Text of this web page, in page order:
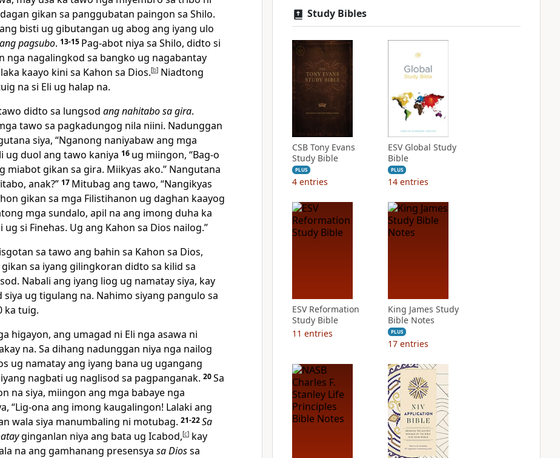
gikan sa panggubatan paingon sa Shilo.
bisti ug gibutangan ug abog ang iyang ulo
pagsubo. 13-15 Pag-abot niya sa Shilo, didto si
nga nagalingkod sa bangko ug nagabantay
kaayo kini sa Kahon sa Dios.[b] Niadtong
na si Eli ug halap na.
didto sa lungsod ang nahitabo sa gira.
tawo sa pagkadungog nila niini. Nadunggan
siya, “Nganong naniyabaw ang mga
ug duol ang tawo kaniya 16 ug miingon, “Bag-o
miabot gikan sa gira. Miikyas ako.” Nangutana
anak?” 17 Mitubag ang tawo, “Nangikyas
gikan sa mga Filistihanon ug daghan kaayog
mga sundalo, apil na ang imong duha ka
si Finehas. Ug ang Kahon sa Dios nailog.”
sa tawo ang bahin sa Kahon sa Dios,
sa iyang gilingkoran didto sa kilid sa
Nabali ang iyang liog ug namatay siya, kay
ug tigulang na. Nahimo siyang pangulo sa
ka tuig.
higayon, ang umagad ni Eli nga asawa ni
na. Sa dihang nadunggan niya nga nailog
ug namatay ang iyang bana ug ugangang
nagbati ug naglisod sa pagpanganak. 20Sa
na siya, miingon ang mga babaye nga
“Lig-ona ang imong kaugalingon! Lalaki ang
wala siya manumbaling ni motubag. 21-22Sa
ginganlan niya ang bata ug Icabod,[c] kay
na ang gamhanang presensya sa Diossa
Study Bibles
CSB Tony Evans
Study Bible
PLUS
4 entries
ESV Global Study
Bible
PLUS
14 entries
ESV Reformation
Study Bible
11 entries
King James Study
Bible Notes
PLUS
17 entries